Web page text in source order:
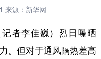
量子 体育
健康 军事
来源：新华网
者李佳巍）烈日曝晒
。但对于通风隔热差高